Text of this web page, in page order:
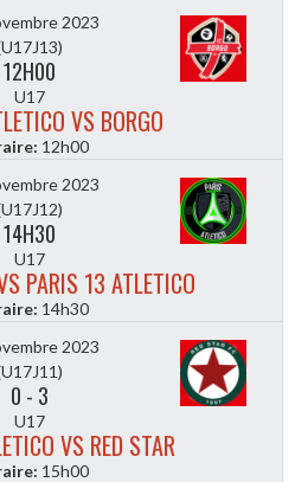
2023
12H00
U17
VS BORGO
12h00
2023
14H30
U17
PARIS 13 ATLETICO
14h30
2023
0 - 3
U17
VS RED STAR
15h00